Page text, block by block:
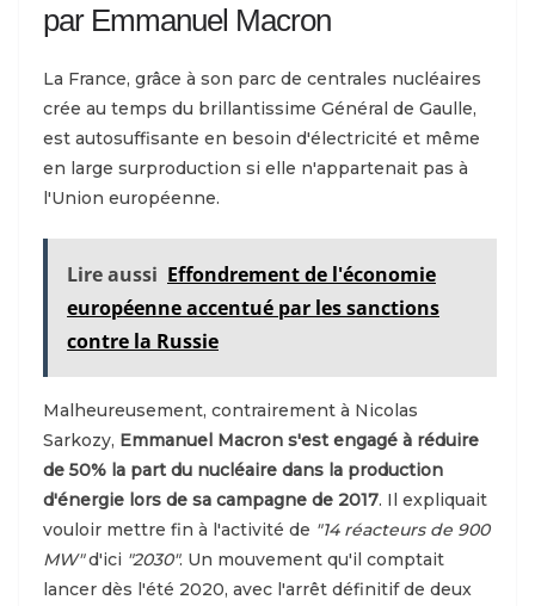
par Emmanuel Macron
La France, grâce à son parc de centrales nucléaires
crée au temps du brillantissime Général de Gaulle,
est autosuffisante en besoin d'électricité et même
en large surproduction si elle n'appartenait pas à
l'Union européenne.
Lire aussi Effondrement de l'économie
européenne accentué par les sanctions
contre la Russie
Malheureusement, contrairement à Nicolas
Sarkozy, Emmanuel Macron s'est engagé à réduire
de 50% la part du nucléaire dans la production
d'énergie lors de sa campagne de 2017. Il expliquait
vouloir mettre fin à l'activité de "14 réacteurs de 900
MW"d'ici "2030". Un mouvement qu'il comptait
lancer dès l'été 2020, avec l'arrêt définitif de deux